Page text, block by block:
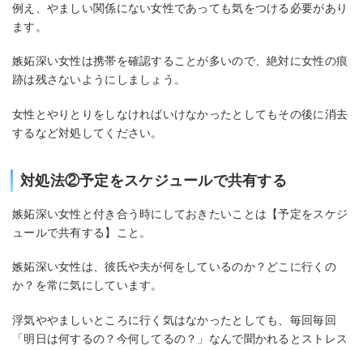
例え、やましい関係にない女性であっても気をつける必要があり
ます。
嫉妬深い女性は携帯を確認することが多いので、絶対に女性の痕
跡は残さないようにしましょう。
女性とやりとりをしなければいけなかったとしてもその後に消去
するなど対処してください。
対処法②予定をスケジュールで共有する
嫉妬深い女性と付き合う時にしておきたいことは【予定をスケジ
ュールで共有する】こと。
嫉妬深い女性は、彼氏や夫が何をしているのか？どこに行くの
か？を常に気にしています。
浮気ややましいところに行く気はなかったとしても、毎回毎回
「明日は何するの？今何してるの？」なんで聞かれるとストレス